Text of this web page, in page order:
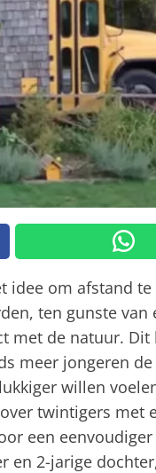
idee om afstand
ten gunste van
met de natuur.
meer jongeren
willen
twintigers met
een
en 2-jarige